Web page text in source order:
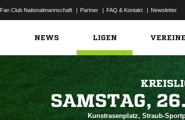
Fan Club Nationalmannschaft | Partner | FAQ & Kontakt | Newsletter
NEWS LIGEN

Kunstrasenplatz, Straub-